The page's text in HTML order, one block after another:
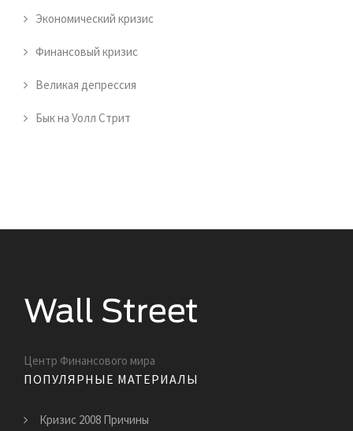
Экономический кризис
Финансовый кризис
Великая депрессия
Бык на Уолл Стрит
Центр Финансового мира
ПОПУЛЯРНЫЕ МАТЕРИАЛЫ
Кризис 2008 Причины